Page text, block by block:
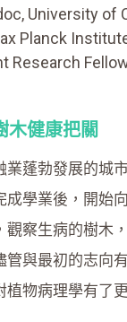
University of
Planck
Research
木健康把關
業蓬勃發展的城
學業後，開始
察生病的樹木
管與最初的志向
物病理學有了